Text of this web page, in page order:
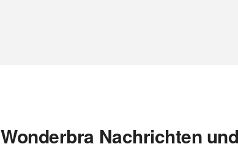
Wonderbra Nachrichten